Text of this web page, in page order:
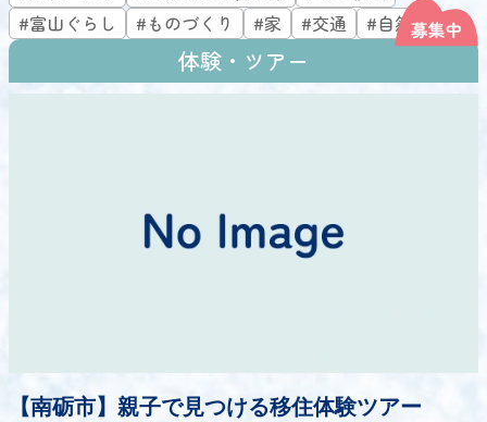
#富山ぐらし
#ものづくり #家 #交通 #自然
体験・ツアー
【南砺市】親子で見つける移住体験ツアー